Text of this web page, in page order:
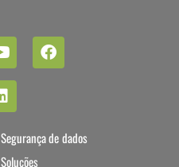
Segurança de dados
Soluções